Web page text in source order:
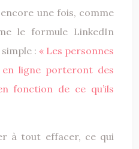
une fois, comme
le formule LinkedIn
: « Les personnes
ligne porteront des
fonction de ce qu’ils
à tout effacer, ce qui